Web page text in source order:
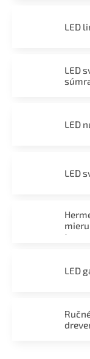
LED
LED
LED
LED
LED